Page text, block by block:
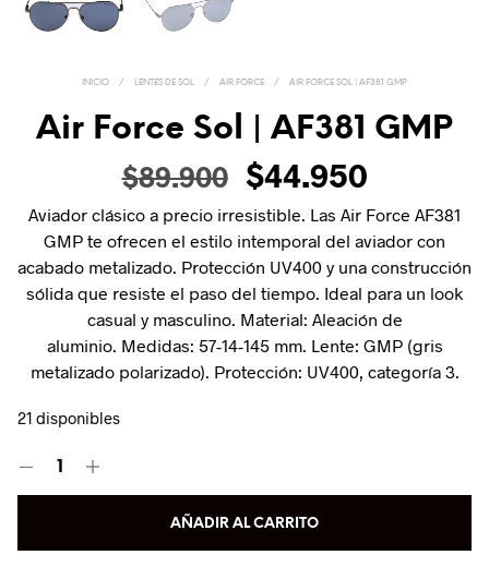
INICIO / LENTES DE SOL / AIR FORCE / AIR FORCE SOL | AF381 GMP
Air Force Sol | AF381 GMP
$89.900 $44.950
Aviador clásico a precio irresistible. Las Air Force AF381
GMP te ofrecen el estilo intemporal del aviador con
acabado metalizado. Protección UV400 y una construcción
sólida que resiste el paso del tiempo. Ideal para un look
casual y masculino. Material: Aleación de
aluminio. Medidas: 57-14-145 mm. Lente: GMP (gris
metalizado polarizado). Protección: UV400, categoría 3.
21 disponibles
AÑADIR AL CARRITO